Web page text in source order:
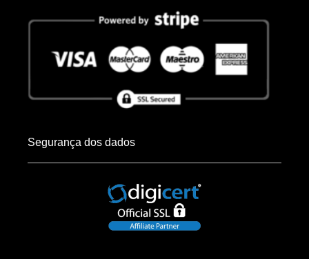
Segurança dos dados